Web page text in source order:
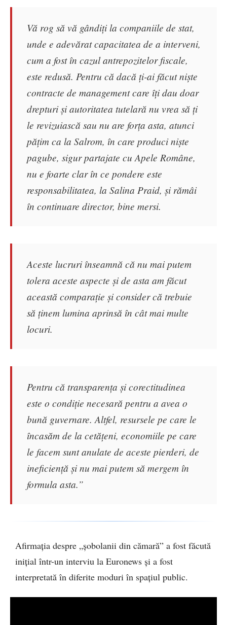
Vă rog să vă gândiți la companiile de stat,
unde e adevărat capacitatea de a interveni,
cum a fost în cazul antrepozitelor fiscale,
este redusă. Pentru că dacă ți-ai făcut niște
contracte de management care îți dau doar
drepturi și autoritatea tutelară nu vrea să ți
le revizuiască sau nu are forța asta, atunci
pățim ca la Salrom, în care produci niște
pagube, sigur partajate cu Apele Române,
nu e foarte clar în ce pondere este
responsabilitatea, la Salina Praid, și rămâi
în continuare director, bine mersi.
Aceste lucruri înseamnă că nu mai putem
tolera aceste aspecte și de asta am făcut
această comparație și consider că trebuie
să ținem lumina aprinsă în cât mai multe
locuri.
Pentru că transparența și corectitudinea
este o condiție necesară pentru a avea o
bună guvernare. Altfel, resursele pe care le
încasăm de la cetățeni, economiile pe care
le facem sunt anulate de aceste pierderi, de
ineficiență și nu mai putem să mergem în
formula asta.”
Afirmația despre „șobolanii din cămară” a fost făcută
inițial într-un interviu la Euronews și a fost
interpretată în diferite moduri în spațiul public.